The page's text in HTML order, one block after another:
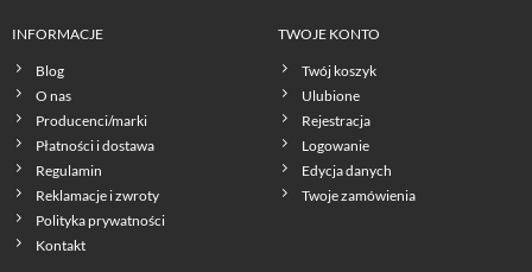
INFORMACJE
Blog
O nas
Producenci/marki
Płatności i dostawa
Regulamin
Reklamacje i zwroty
Polityka prywatności
Kontakt
TWOJE KONTO
Twój koszyk
Ulubione
Rejestracja
Logowanie
Edycja danych
Twoje zamówienia